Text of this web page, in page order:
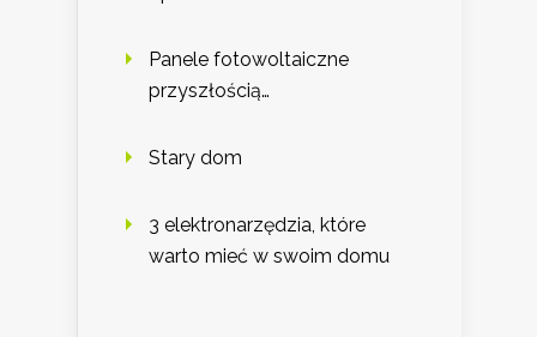
Panele fotowoltaiczne
przyszłością…
Stary dom
3 elektronarzędzia, które
warto mieć w swoim domu